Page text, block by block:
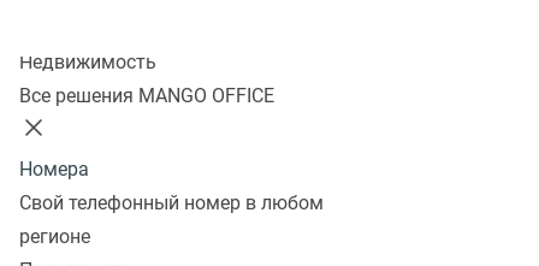
Недвижимость
Все решения MANGO OFFICE
Номера
Свой телефонный номер в любом
регионе
Улучшите эффективность
работы вашей команды,
интегрируя телефонию
и CRM